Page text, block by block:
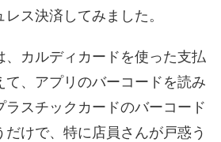
ス決済してみました。
、カルディカードを使った支払
て、アプリのバーコードを読み
スチックカードのバーコード
だけで、特に店員さんが戸惑う